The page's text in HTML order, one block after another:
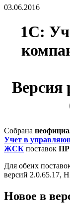
03.06.2016
1С:
Версия
Собрана
Учет в
ЖСК поставок
Для обеих
версий 2.0.65.17,
Новое в